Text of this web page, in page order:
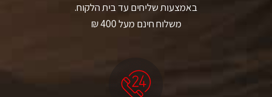
באמצעות שליחים עד בית הלקוח.
משלוח חינם מעל 400 ₪